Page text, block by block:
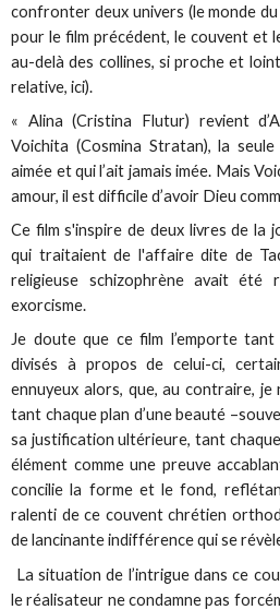
confronter deux univers (le monde
pour le film précédent, le couvent et
au-delà des collines, si proche et
relative, ici).
« Alina (Cristina Flutur) revient
Voichita (Cosmina Stratan), la seule
aimée et qui l’ait jamais imée. Mais
amour, il est difficile d’avoir Dieu
Ce film s'inspire de deux livres de la
qui traitaient de l'affaire dite de
religieuse schizophrène avait été
exorcisme.
Je doute que ce film l’emporte
divisés à propos de celui-ci,
ennuyeux alors, que, au contraire, je
tant chaque plan d’une beauté
sa justification ultérieure, tant
élément comme une preuve
concilie la forme et le fond,
ralenti de ce couvent chrétien
de lancinante indifférence qui se
La situation de l’intrigue dans ce
le réalisateur ne condamne pas